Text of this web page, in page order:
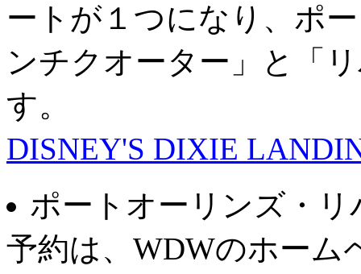
ートが１つになり、ポ
ンチクオーター」と「
す。
DISNEY'S DIXIE
ポートオーリンズ・
予約は、WDWのホーム